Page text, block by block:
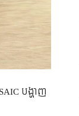
បង្ហាញ​